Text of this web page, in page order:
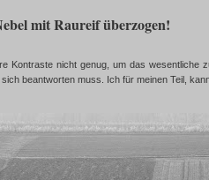
mit Raureif überzogen!
Kontraste nicht genug, um das wesentliche
beantworten muss. Ich für meinen Teil,